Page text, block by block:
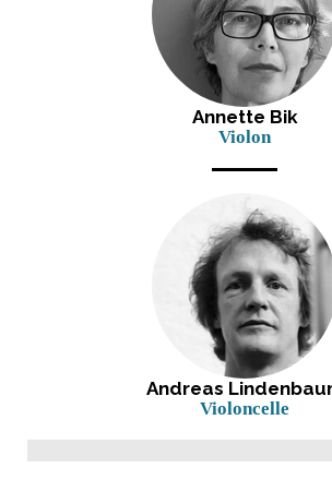
Annette Bik
Violon
Andreas
Violoncelle